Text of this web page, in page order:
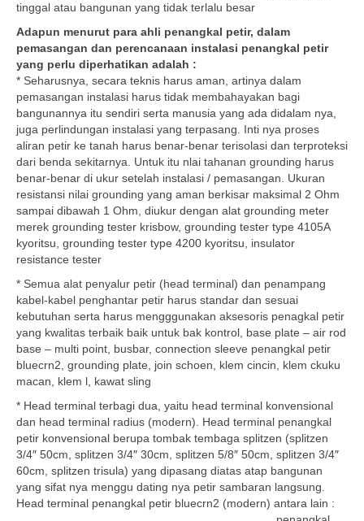
tinggal atau bangunan yang tidak terlalu besar
Adapun menurut para ahli penangkal petir, dalam
pemasangan dan perencanaan instalasi penangkal petir
yang perlu diperhatikan adalah :
* Seharusnya, secara teknis harus aman, artinya dalam
pemasangan instalasi harus tidak membahayakan bagi
bangunannya itu sendiri serta manusia yang ada didalam nya,
juga perlindungan instalasi yang terpasang. Inti nya proses
aliran petir ke tanah harus benar-benar terisolasi dan terproteksi
dari benda sekitarnya. Untuk itu nlai tahanan grounding harus
benar-benar di ukur setelah instalasi / pemasangan. Ukuran
resistansi nilai grounding yang aman berkisar maksimal 2 Ohm
sampai dibawah 1 Ohm, diukur dengan alat grounding meter
merek grounding tester krisbow, grounding tester type 4105A
kyoritsu, grounding tester type 4200 kyoritsu, insulator
resistance tester
* Semua alat penyalur petir (head terminal) dan penampang
kabel-kabel penghantar petir harus standar dan sesuai
kebutuhan serta harus mengggunakan aksesoris penagkal petir
yang kwalitas terbaik baik untuk bak kontrol, base plate – air rod
base – multi point, busbar, connection sleeve penangkal petir
bluecrn2, grounding plate, join schoen, klem cincin, klem ckuku
macan, klem l, kawat sling
* Head terminal terbagi dua, yaitu head terminal konvensional
dan head terminal radius (modern). Head terminal penangkal
petir konvensional berupa tombak tembaga splitzen (splitzen
3/4″ 50cm, splitzen 3/4″ 30cm, splitzen 5/8″ 50cm, splitzen 3/4″
60cm, splitzen trisula) yang dipasang diatas atap bangunan
yang sifat nya menggu dating nya petir sambaran langsung.
Head terminal penangkal petir bluecrn2 (modern) antara lain :